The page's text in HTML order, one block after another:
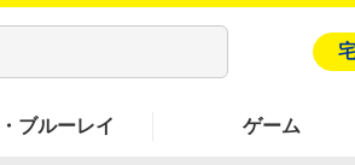
ブルーレイ ゲーム